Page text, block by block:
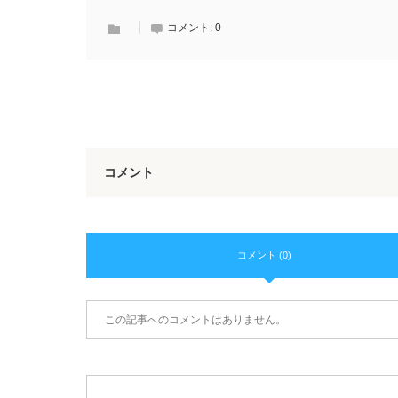
コメント: 0
コメント
コメント (0)
この記事へのコメントはありません。